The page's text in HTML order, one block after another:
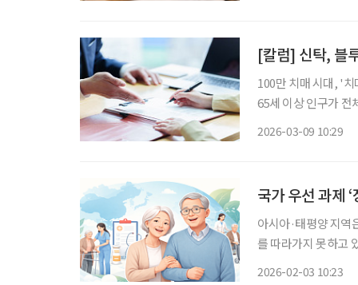
[칼럼] 신탁, 블
100만 치매 시대, '치매머니'가 경제
65세 이상 인구가 전
2026-03-09 10:29
국가 우선 과제
아시아·태평양 지역
를 따라가지 못하고
2026-02-03 10:23